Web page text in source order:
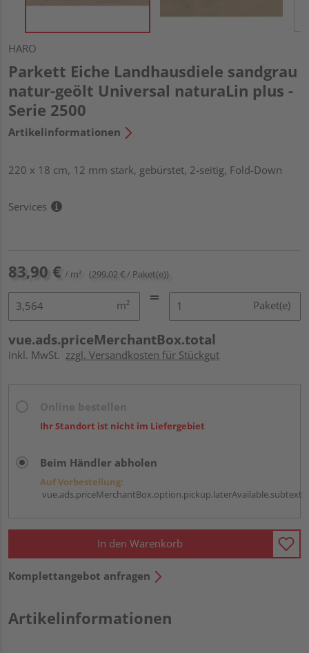
HARO
Parkett Eiche Landhausdiele sandgrau
natur-geölt Universal naturaLin plus -
Serie 2500
Artikelinformationen
220 x 18 cm, 12 mm stark, gebürstet, 2-seitig, Fold-Down
Services
83,90 € / m² (299,02 € / Paket(e))
m² Paket(e)
vue.ads.priceMerchantBox.total
inkl. MwSt. zzgl. Versandkosten für Stückgut
Ihr Standort ist nicht im Liefergebiet
Beim Händler abholen
Auf Vorbestellung:
vue.ads.priceMerchantBox.option.pickup.laterAvailable.subtext
In den Warenkorb
Komplettangebot anfragen
Artikelinformationen